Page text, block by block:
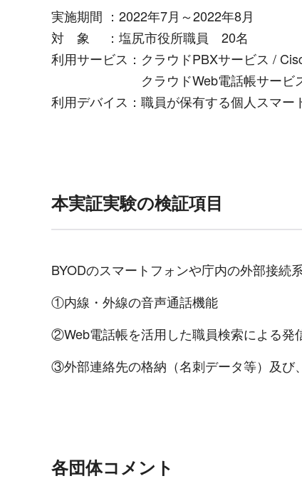
実施期間 ：2022年7月～2022年8月
対 象 ：塩尻市役所職員 20名
利用サービス：クラウドPBXサービス /
クラウドWeb電話帳サービス /
利用デバイス：職員が保有する個人スマー
本実証実験の検証項目
BYODのスマートフォンや庁内の外部接続
①内線・外線の音声通話機能
②Web電話帳を活用した職員検索による発
③外部連絡先の格納（名刺データ等）及び
各団体コメント